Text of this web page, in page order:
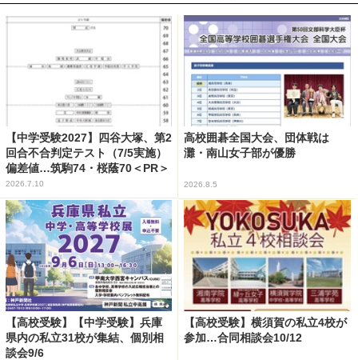
【中学受験2027】四谷大塚、第2
回合不合判定テスト（7/5実施）
偏差値…筑駒74・桜蔭70＜PR＞
2026.7.10
高校囲碁全国大会、団体戦は
灘・南山女子部が優勝
2026.8.5
【高校受験】【中学受験】兵庫
県内の私立31校が集結、個別相
談会9/6
【高校受験】横須賀の私立4校が
参加…合同相談会10/12